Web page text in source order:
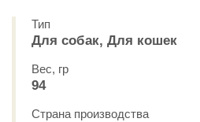
Тип
Для собак, Для кошек
Вес, гр
94
Страна производства